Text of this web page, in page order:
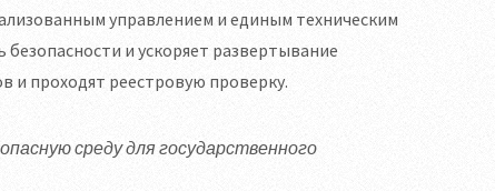
управлением и единым техническим
и ускоряет развертывание
и проходят реестровую проверку.
среду для государственного